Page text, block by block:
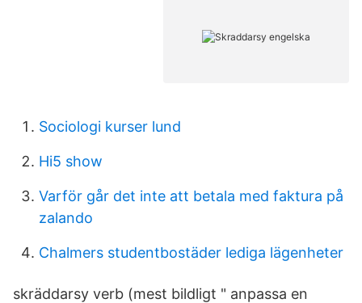
Sociologi kurser lund
Hi5 show
Varför går det inte att betala med faktura på
zalando
Chalmers studentbostäder lediga lägenheter
skräddarsy verb (mest bildligt " anpassa en